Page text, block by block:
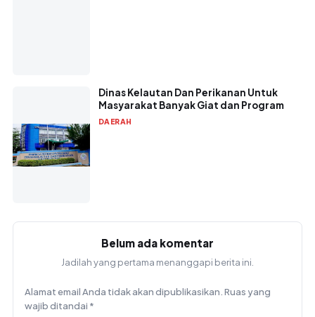
Dinas Kelautan Dan Perikanan Untuk
Masyarakat Banyak Giat dan Program
DAERAH
Belum ada komentar
Jadilah yang pertama menanggapi berita ini.
Alamat email Anda tidak akan dipublikasikan.Ruas yang
wajib ditandai *